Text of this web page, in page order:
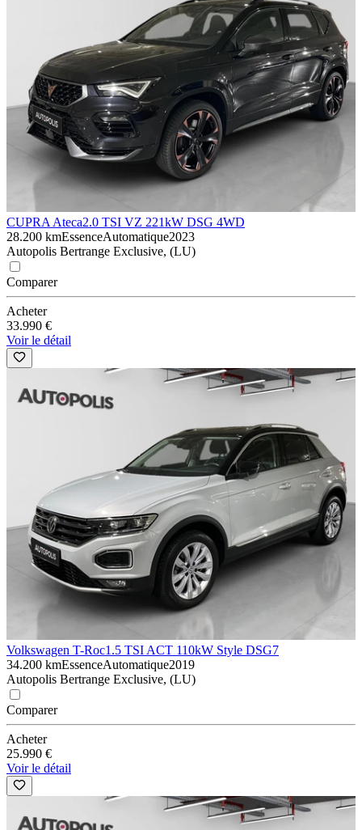
CUPRA Ateca2.0 TSI VZ 221kW DSG 4WD
28.200 kmEssenceAutomatique2023
Autopolis Bertrange Exclusive, (LU)
Comparer
Acheter
33.990 €
Voir le détail
Volkswagen T-Roc1.5 TSI ACT 110kW Style DSG7
34.200 kmEssenceAutomatique2019
Autopolis Bertrange Exclusive, (LU)
Comparer
Acheter
25.990 €
Voir le détail